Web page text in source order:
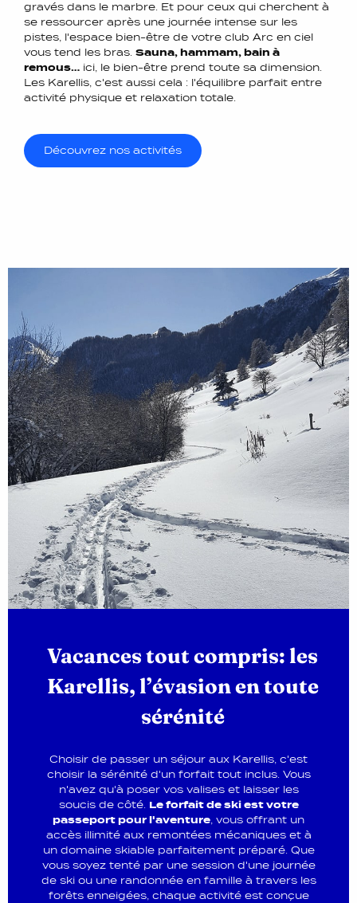
gravés dans le marbre. Et pour ceux qui cherchent à
se ressourcer après une journée intense sur les
pistes, l'espace bien-être de votre club Arc en ciel
vous tend les bras. Sauna, hammam, bain à
remous… ici, le bien-être prend toute sa dimension.
Les Karellis, c'est aussi cela : l'équilibre parfait entre
activité physique et relaxation totale.
Découvrez nos activités
Vacances tout compris: les
Karellis, l’évasion en toute
sérénité
Choisir de passer un séjour aux Karellis, c'est
choisir la sérénité d'un forfait tout inclus. Vous
n'avez qu'à poser vos valises et laisser les
soucis de côté. Le forfait de ski est votre
passeport pour l'aventure, vous offrant un
accès illimité aux remontées mécaniques et à
un domaine skiable parfaitement préparé. Que
vous soyez tenté par une session d'une journée
de ski ou une randonnée en famille à travers les
forêts enneigées, chaque activité est conçue